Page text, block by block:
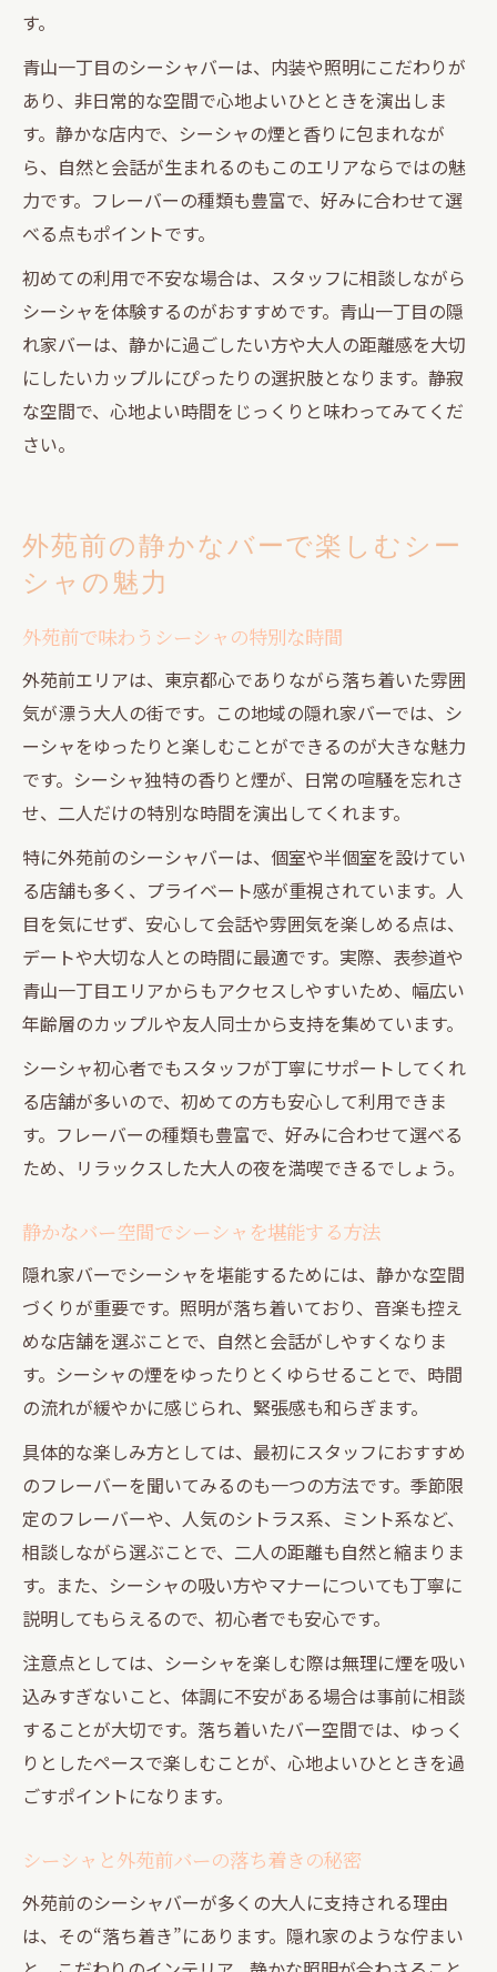
す。
青山一丁目のシーシャバーは、内装や照明にこだわりが
あり、非日常的な空間で心地よいひとときを演出しま
す。静かな店内で、シーシャの煙と香りに包まれなが
ら、自然と会話が生まれるのもこのエリアならではの魅
力です。フレーバーの種類も豊富で、好みに合わせて選
べる点もポイントです。
初めての利用で不安な場合は、スタッフに相談しながら
シーシャを体験するのがおすすめです。青山一丁目の隠
れ家バーは、静かに過ごしたい方や大人の距離感を大切
にしたいカップルにぴったりの選択肢となります。静寂
な空間で、心地よい時間をじっくりと味わってみてくだ
さい。
外苑前の静かなバーで楽しむシー
シャの魅力
外苑前で味わうシーシャの特別な時間
外苑前エリアは、東京都心でありながら落ち着いた雰囲
気が漂う大人の街です。この地域の隠れ家バーでは、シ
ーシャをゆったりと楽しむことができるのが大きな魅力
です。シーシャ独特の香りと煙が、日常の喧騒を忘れさ
せ、二人だけの特別な時間を演出してくれます。
特に外苑前のシーシャバーは、個室や半個室を設けてい
る店舗も多く、プライベート感が重視されています。人
目を気にせず、安心して会話や雰囲気を楽しめる点は、
デートや大切な人との時間に最適です。実際、表参道や
青山一丁目エリアからもアクセスしやすいため、幅広い
年齢層のカップルや友人同士から支持を集めています。
シーシャ初心者でもスタッフが丁寧にサポートしてくれ
る店舗が多いので、初めての方も安心して利用できま
す。フレーバーの種類も豊富で、好みに合わせて選べる
ため、リラックスした大人の夜を満喫できるでしょう。
静かなバー空間でシーシャを堪能する方法
隠れ家バーでシーシャを堪能するためには、静かな空間
づくりが重要です。照明が落ち着いており、音楽も控え
めな店舗を選ぶことで、自然と会話がしやすくなりま
す。シーシャの煙をゆったりとくゆらせることで、時間
の流れが緩やかに感じられ、緊張感も和らぎます。
具体的な楽しみ方としては、最初にスタッフにおすすめ
のフレーバーを聞いてみるのも一つの方法です。季節限
定のフレーバーや、人気のシトラス系、ミント系など、
相談しながら選ぶことで、二人の距離も自然と縮まりま
す。また、シーシャの吸い方やマナーについても丁寧に
説明してもらえるので、初心者でも安心です。
注意点としては、シーシャを楽しむ際は無理に煙を吸い
込みすぎないこと、体調に不安がある場合は事前に相談
することが大切です。落ち着いたバー空間では、ゆっく
りとしたペースで楽しむことが、心地よいひとときを過
ごすポイントになります。
シーシャと外苑前バーの落ち着きの秘密
外苑前のシーシャバーが多くの大人に支持される理由
は、その“落ち着き”にあります。隠れ家のような佇まい